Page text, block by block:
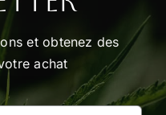
et obtenez des
achat